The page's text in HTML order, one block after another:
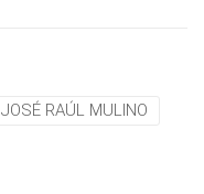
JOSÉ RAÚL MULINO